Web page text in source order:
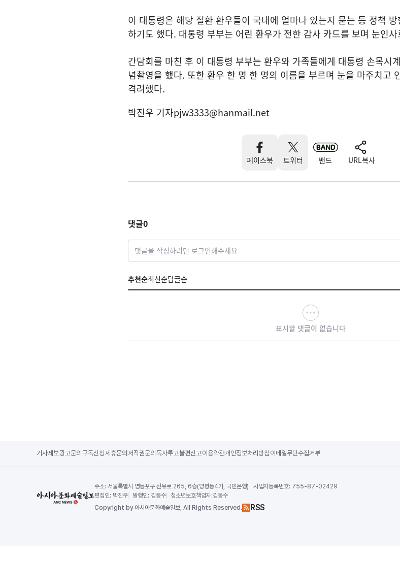
이 대통령은 해당 질환 환우들이 국내에 얼마나 있는지 묻는 등 정책
하기도 했다. 대통령 부부는 어린 환우가 전한 감사 카드를 보며 눈인
간담회를 마친 후 이 대통령 부부는 환우와 가족들에게 대통령 손목시
념촬영을 했다. 또한 환우 한 명 한 명의 이름을 부르며 눈을 마주치고
격려했다.
박진우 기자pjw3333@hanmail.net
페이스북 트위터 밴드 URL복사
댓글0
댓글을 작성하려면 로그인해주세요
추천순최신순답글순
표시할 댓글이 없습니다
기사제보광고문의 구독신청제휴문의 저작권문의 독자투고불편신고이용약관개인정보처리방침 이메일무단수집거부
주소: 서울특별시 영등포구 선유로 265, 6층(양평동4가, 국민은행) 사업자등록번호: 755-87-02429
편집인: 박진우 발행인: 김동수 청소년보호책임자:김동수
Copyright by 아시아문화예술일보, All Rights Reserved. RSS